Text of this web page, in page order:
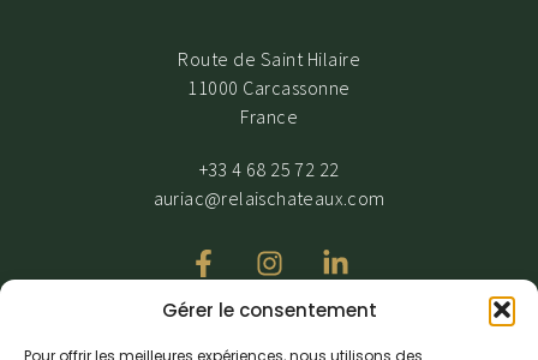
Gérer le consentement
Pour offrir les meilleures expériences, nous utilisons des
Route de Saint Hilaire
11000 Carcassonne
France
+33 4 68 25 72 22
auriac@relaischateaux.com
Nous recevons avec grande attention nos clients en situation de